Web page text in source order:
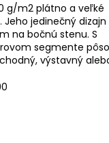
g/m2 plátno a veľké
Jeho jedinečný dizajn
na bočnú stenu. S
segmente
výstavný